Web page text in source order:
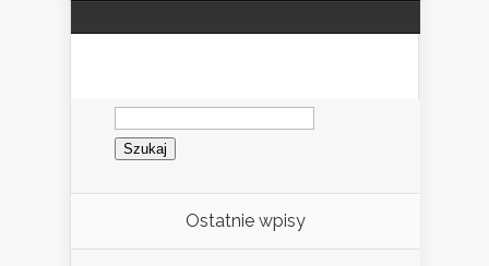
Szukaj:
Ostatnie wpisy